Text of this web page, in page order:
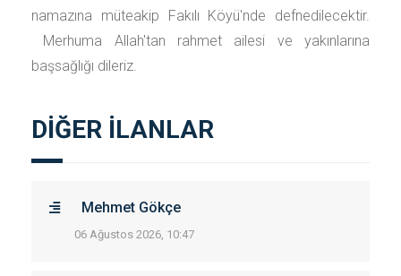
namazına müteakip Fakılı Köyü'nde defnedilecektir.
Merhuma Allah'tan rahmet ailesi ve yakınlarına
başsağlığı dileriz.
DİĞER İLANLAR
Mehmet Gökçe
06 Ağustos 2026, 10:47